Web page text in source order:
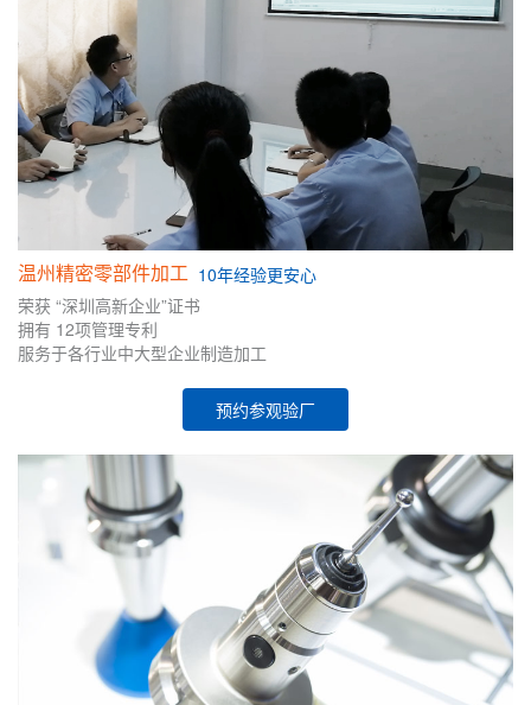
温州精密零部件加工 10年经验更安心
荣获 “深圳高新企业”证书
拥有 12项管理专利
服务于各行业中大型企业制造加工
预约参观验厂